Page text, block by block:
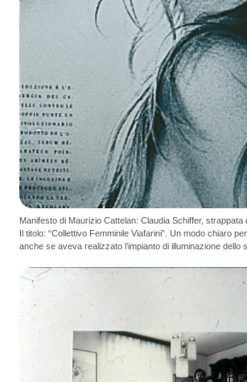
Manifesto di Maurizio Cattelan: Claudia Schiffer, strappata
Il titolo: “Collettivo Femminile Viafarini”. Un modo chiaro
anche se aveva realizzato l’impianto di illuminazione dello